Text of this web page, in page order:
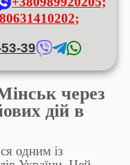
39
через
дій в
одним із